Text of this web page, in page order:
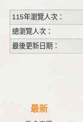
115年瀏覽人次：
總瀏覽人次：
最後更新日期：
最新